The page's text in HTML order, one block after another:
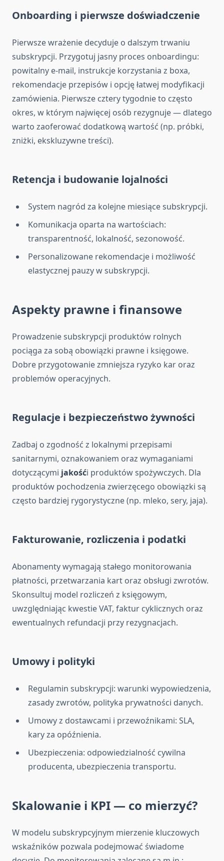
Onboarding i pierwsze doświadczenie
Pierwsze wrażenie decyduje o dalszym trwaniu
subskrypcji. Przygotuj jasny proces onboardingu:
powitalny e-mail, instrukcje korzystania z boxa,
rekomendacje przepisów i opcję łatwej modyfikacji
zamówienia. Pierwsze cztery tygodnie to często
okres, w którym najwięcej osób rezygnuje — dlatego
warto zaoferować dodatkową wartość (np. próbki,
zniżki, ekskluzywne treści).
Retencja i budowanie lojalności
System nagród za kolejne miesiące subskrypcji.
Komunikacja oparta na wartościach:
transparentność, lokalność, sezonowość.
Personalizowane rekomendacje i możliwość
elastycznej pauzy w subskrypcji.
Aspekty prawne i finansowe
Prowadzenie subskrypcji produktów rolnych
pociąga za sobą obowiązki prawne i księgowe.
Dobre przygotowanie zmniejsza ryzyko kar oraz
problemów operacyjnych.
Regulacje i bezpieczeństwo żywności
Zadbaj o zgodność z lokalnymi przepisami
sanitarnymi, oznakowaniem oraz wymaganiami
dotyczącymi jakośći produktów spożywczych. Dla
produktów pochodzenia zwierzęcego obowiązki są
często bardziej rygorystyczne (np. mleko, sery, jaja).
Fakturowanie, rozliczenia i podatki
Abonamenty wymagają stałego monitorowania
płatności, przetwarzania kart oraz obsługi zwrotów.
Skonsultuj model rozliczeń z księgowym,
uwzględniając kwestie VAT, faktur cyklicznych oraz
ewentualnych refundacji przy rezygnacjach.
Umowy i polityki
Regulamin subskrypcji: warunki wypowiedzenia,
zasady zwrotów, polityka prywatności danych.
Umowy z dostawcami i przewoźnikami: SLA,
kary za opóźnienia.
Ubezpieczenia: odpowiedzialność cywilna
producenta, ubezpieczenia transportu.
Skalowanie i KPI — co mierzyć?
W modelu subskrypcyjnym mierzenie kluczowych
wskaźników pozwala podejmować świadome